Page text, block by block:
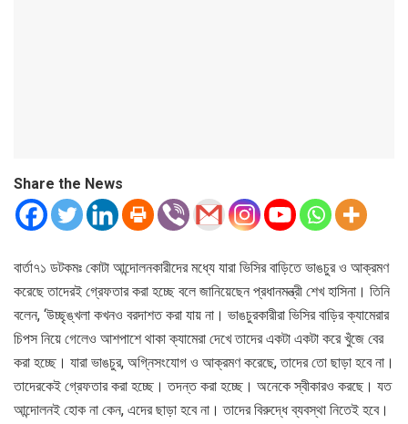
Share the News
বার্তা৭১ ডটকমঃ কোটা আন্দোলনকারীদের মধ্যে যারা ভিসির বাড়িতে ভাঙচুর ও আক্রমণ
করেছে তাদেরই গ্রেফতার করা হচ্ছে বলে জানিয়েছেন প্রধানমন্ত্রী শেখ হাসিনা। তিনি
বলেন, ‘উচ্ছৃঙ্খলা কখনও বরদাশত করা যায় না। ভাঙচুরকারীরা ভিসির বাড়ির ক্যামেরার
চিপস নিয়ে গেলেও আশপাশে থাকা ক্যামেরা দেখে তাদের একটা একটা করে খুঁজে বের
করা হচ্ছে। যারা ভাঙচুর, অগ্নিসংযোগ ও আক্রমণ করেছে, তাদের তো ছাড়া হবে না।
তাদেরকেই গ্রেফতার করা হচ্ছে। তদন্ত করা হচ্ছে। অনেকে স্বীকারও করছে। যত
আন্দোলনই হোক না কেন, এদের ছাড়া হবে না। তাদের বিরুদ্ধে ব্যবস্থা নিতেই হবে।